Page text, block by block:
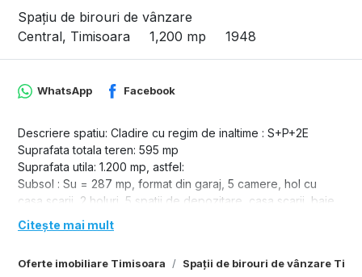
Spațiu de birouri de vânzare
Central, Timisoara
1,200 mp 1948
Oferte imobiliare Timisoara Spații de birouri de vânzare
WhatsApp Facebook
Descriere spatiu: Cladire cu regim de inaltime : S+P+2E
Suprafata totala teren: 595 mp
Suprafata utila: 1.200 mp, astfel:
Subsol : Su = 287 mp, format din garaj, 5 camere, hol cu
casa scarii, 2 holuri, 5 spatii de depozitare, casa scarii, baie,
centrala termica.
Parter: Su = 301 mp, format din 2 holuri + casa scarii, hol , 3
Etaj 1: Su = 301 mp, format din 2 holuri + casa scarii, 4 holuri,
Citește mai mult